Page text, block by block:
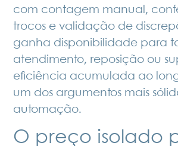
com contagem manual ,
trocos e validação de
ganha disponibilidade para
atendimento, reposição ou
eficiência acumulada ao
um dos argumentos mais
automação.
O preço isolado